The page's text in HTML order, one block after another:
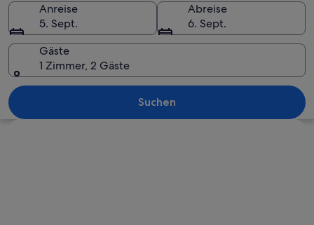
Ein Schild mit der Aufschrift
Anreise
5. Sept.
Abreise
6. Sept.
Gäste
1 Zimmer, 2 Gäste
Suchen